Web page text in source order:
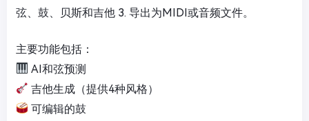
弦、鼓、贝斯和吉他 3. 导出为MIDI或音频文件。
主要功能包括：
AI和弦预测
吉他生成（提供4种风格）
可编辑的鼓